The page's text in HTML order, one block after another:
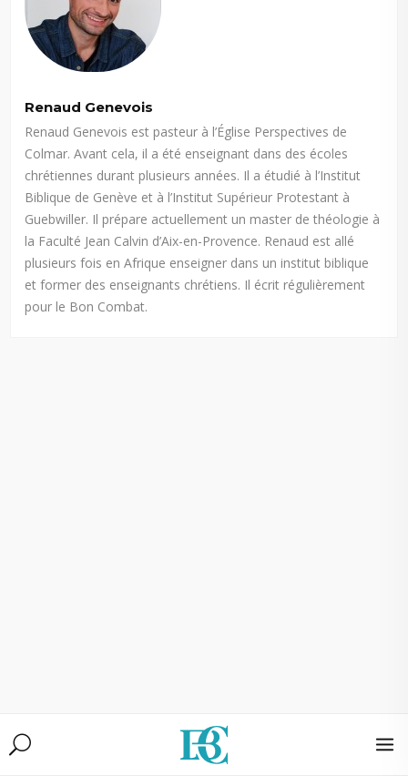
Renaud Genevois
Renaud Genevois est pasteur à l’Église Perspectives de
Colmar. Avant cela, il a été enseignant dans des écoles
chrétiennes durant plusieurs années. Il a étudié à l’Institut
Biblique de Genève et à l’Institut Supérieur Protestant à
Guebwiller. Il prépare actuellement un master de théologie à
la Faculté Jean Calvin d’Aix-en-Provence. Renaud est allé
plusieurs fois en Afrique enseigner dans un institut biblique
et former des enseignants chrétiens. Il écrit régulièrement
pour le Bon Combat.